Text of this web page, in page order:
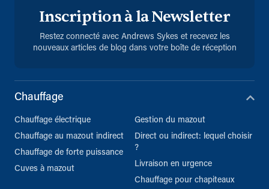
Inscription à la Newsletter
Restez connecté avec Andrews Sykes et recevez les
nouveaux articles de blog dans votre boîte de réception
Chauffage
Chauffage électrique
Chauffage au mazout indirect
Chauffage de forte puissance
Cuves à mazout
Gestion du mazout
Direct ou indirect: lequel choisir
?
Livraison en urgence
Chauffage pour chapiteaux